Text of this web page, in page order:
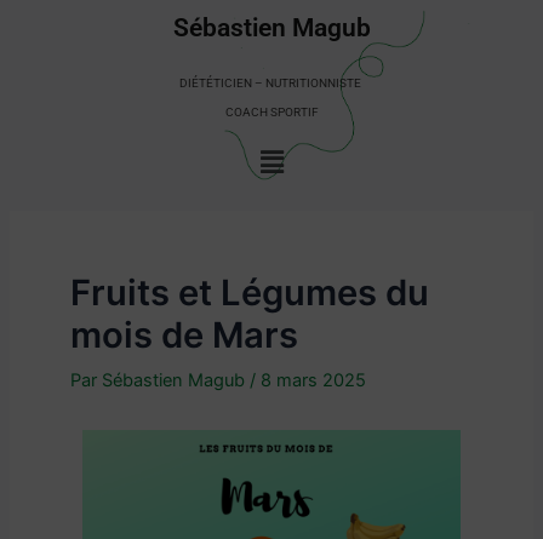
Sébastien Magub
DIÉTÉTICIEN – NUTRITIONNISTE
COACH SPORTIF
Menu
Fruits et Légumes du
mois de Mars
Par Sébastien Magub / 8 mars 2025